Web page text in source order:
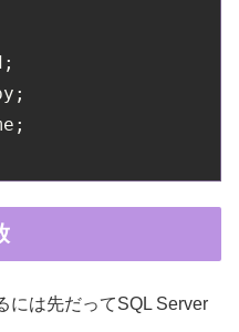
には先だってSQL Server